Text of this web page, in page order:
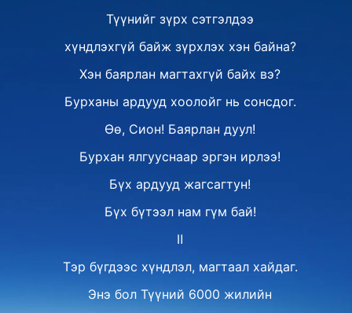
Түүнийг зүрх сэтгэлдээ
хүндлэхгүй байж зүрхлэх хэн байна?
Хэн баярлан магтахгүй байх вэ?
Бурханы ардууд хоолойг нь сонсдог.
Өө, Сион! Баярлан дуул!
Бурхан ялгууснаар эргэн ирлээ!
Бүх ардууд жагсагтун!
Бүх бүтээл нам гүм бай!
Ⅱ
Тэр бүгдээс хүндлэл, магтаал хайдаг.
Энэ бол Түүний 6000 жилийн